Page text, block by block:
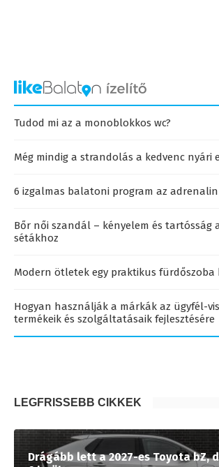
Tudod mi az a monoblokkos wc?
Még mindig a strandolás a kedvenc nyári
6 izgalmas balatoni program az
Bőr női szandál – kényelem és tartósság
sétákhoz
Modern ötletek egy praktikus
Hogyan használják a márkák az ügyfél-
termékeik és szolgáltatásaik fejlesztésére
LEGFRISSEBB CIKKEK
Drágább lett a 2027-es Toyota bZ,